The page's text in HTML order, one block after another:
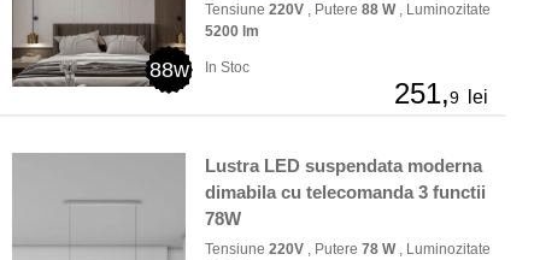
88w
Tensiune 220V , Putere 88 W, Luminozitate
5200 lm
In Stoc
251,9 lei
Lustra LED suspendata moderna
dimabila cu telecomanda 3 functii
78W
Tensiune 220V , Putere 78 W, Luminozitate